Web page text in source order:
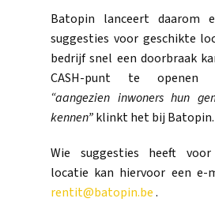
Batopin lanceert daarom
suggesties voor geschikte
bedrijf snel een doorbraak
CASH-punt te openen
“aangezien inwoners hun
kennen”klinkt het bij Batopin.
Wie suggesties heeft
locatie kan hiervoor een e-
rentit@batopin.be.